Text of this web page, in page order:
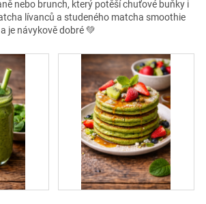
nebo brunch, který potěší chuťové buňky i
lívanců a studeného matcha smoothie
je návykově dobré 💚